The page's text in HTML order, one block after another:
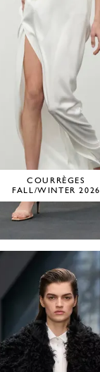
COURRÈGES
FALL/WINTER 2026